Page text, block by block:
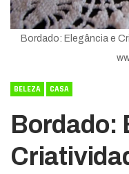
Bordado: Elegância e
BELEZA CASA
Bordado: